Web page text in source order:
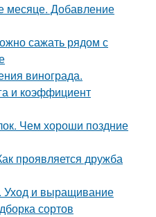
месяце. Добавление
сажать рядом с
винограда.
и коэффициент
Чем хороши поздние
проявляется дружба
Уход и выращивание
сортов